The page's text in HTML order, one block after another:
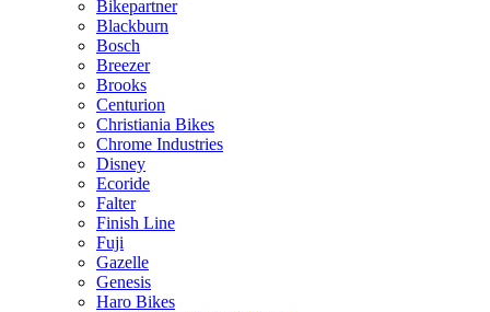
Bikepartner
Blackburn
Bosch
Breezer
Brooks
Centurion
Christiania Bikes
Chrome Industries
Disney
Ecoride
Falter
Finish Line
Fuji
Gazelle
Genesis
Haro Bikes